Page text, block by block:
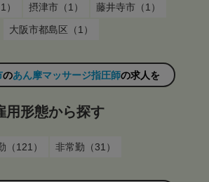
摂津市（1）
藤井寺市（1）
大阪市都島区（1）
のあん摩マッサージ指圧師の求人を
用形態から探す
（121） 非常勤（31）